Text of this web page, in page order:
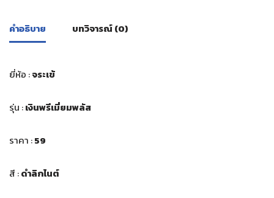
คำอธิบาย บทวิจารณ์ (0)
ยี่ห้อ :จระเข้
รุ่น :เงินพรีเมี่ยมพลัส
ราคา :59
สี :ดำลิกไนต์